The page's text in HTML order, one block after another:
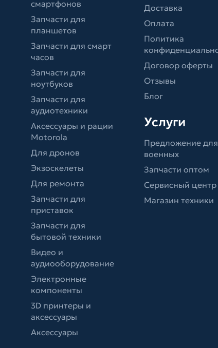
смартфонов
Запчасти для
планшетов
Запчасти для смарт
часов
Запчасти для
ноутбуков
Запчасти для
аудиотехники
Аксессуары и рации
Motorola
Для дронов
Экзоскелеты
Для ремонта
Запчасти для
приставок
Запчасти для
бытовой техники
Видео и
аудиооборудование
Электронные
компоненты
3D принтеры и
аксессуары
Аксессуары
Доставка
Оплата
Политика
Договор оферты
Отзывы
Блог
Услуги
Предложение для
военных
Запчасти оптом
Сервисный центр
Магазин техники